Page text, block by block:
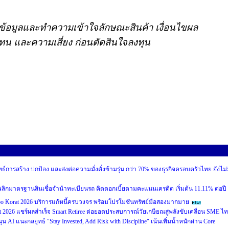
อมูลและทำความเข้าใจลักษณะสินค้า เงื่อนไขผล
น และความเสี่ยง ก่อนตัดสินใจลงทุน
ธ์การสร้าง ปกป้อง และส่งต่อความมั่งคั่งข้ามรุ่น กว่า 70% ของธุรกิจครอบครัวไทย ยังไ
มาตรฐานสินเชื่อจำนำทะเบียนรถ คิดดอกเบี้ยตามคะแนนเครดิต เริ่มต้น 11.11% ต่อปี
Korat 2026 บริการแก้หนี้ครบวงจร พร้อมโปรโมชันทรัพย์มือสองมากมาย
2026 แชร์ผลสำเร็จ Smart Retiree ต่อยอดประสบการณ์วัยเกษียณสู่พลังขับเคลื่อน SME ไ
แนะกลยุทธ์ "Stay Invested, Add Risk with Discipline" เน้นเพิ่มน้ำหนักผ่าน Core